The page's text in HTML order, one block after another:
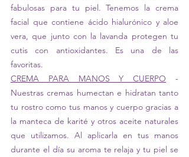
fabulosas para tu piel. Tenemos la crema
facial que contiene ácido hialurónico y aloe
vera, que junto con la lavanda protegen tu
cutis con antioxidantes. Es una de las
favoritas.
CREMA PARA MANOS Y CUERPO -
Nuestras cremas humectan e hidratan tanto
tu rostro como tus manos y cuerpo gracias a
la manteca de karité y otros aceite naturales
que utilizamos. Al aplicarla en tus manos
durante el día su aroma te relaja y tu piel se